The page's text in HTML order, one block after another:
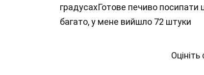
градусахГотове печиво посипати
багато, у мене вийшло 72 штуки